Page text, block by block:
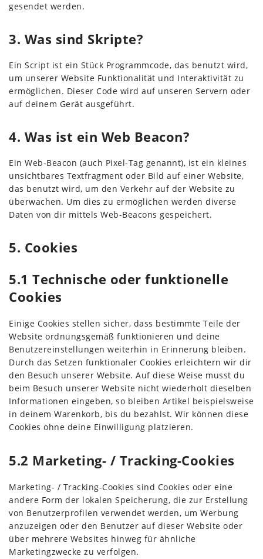
gesendet werden.
3. Was sind Skripte?
Ein Script ist ein Stück Programmcode, das benutzt wird,
um unserer Website Funktionalität und Interaktivität zu
ermöglichen. Dieser Code wird auf unseren Servern oder
auf deinem Gerät ausgeführt.
4. Was ist ein Web Beacon?
Ein Web-Beacon (auch Pixel-Tag genannt), ist ein kleines
unsichtbares Textfragment oder Bild auf einer Website,
das benutzt wird, um den Verkehr auf der Website zu
überwachen. Um dies zu ermöglichen werden diverse
Daten von dir mittels Web-Beacons gespeichert.
5. Cookies
5.1 Technische oder funktionelle
Cookies
Einige Cookies stellen sicher, dass bestimmte Teile der
Website ordnungsgemäß funktionieren und deine
Benutzereinstellungen weiterhin in Erinnerung bleiben.
Durch das Setzen funktionaler Cookies erleichtern wir dir
den Besuch unserer Website. Auf diese Weise musst du
beim Besuch unserer Website nicht wiederholt dieselben
Informationen eingeben, so bleiben Artikel beispielsweise
in deinem Warenkorb, bis du bezahlst. Wir können diese
Cookies ohne deine Einwilligung platzieren.
5.2 Marketing- / Tracking-Cookies
Marketing- / Tracking-Cookies sind Cookies oder eine
andere Form der lokalen Speicherung, die zur Erstellung
von Benutzerprofilen verwendet werden, um Werbung
anzuzeigen oder den Benutzer auf dieser Website oder
über mehrere Websites hinweg für ähnliche
Marketingzwecke zu verfolgen.